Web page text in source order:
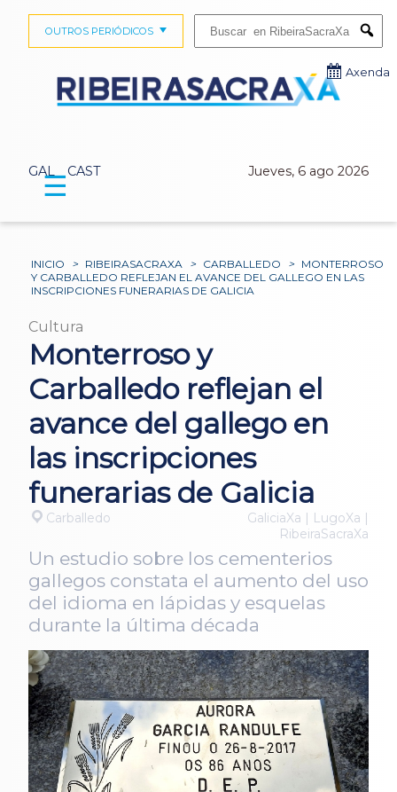
GAL CAST Jueves, 6 ago 2026
OUTROS PERIÓDICOS
Axenda
☰
INICIO > RIBEIRASACRAXA > CARBALLEDO > MONTERROSO
Y CARBALLEDO REFLEJAN EL AVANCE DEL GALLEGO EN LAS
INSCRIPCIONES FUNERARIAS DE GALICIA
Cultura
Monterroso y
Carballedo reflejan el
avance del gallego en
las inscripciones
funerarias de Galicia
Carballedo
GaliciaXa | LugoXa |
RibeiraSacraXa
Un estudio sobre los cementerios
gallegos constata el aumento del uso
del idioma en lápidas y esquelas
durante la última década